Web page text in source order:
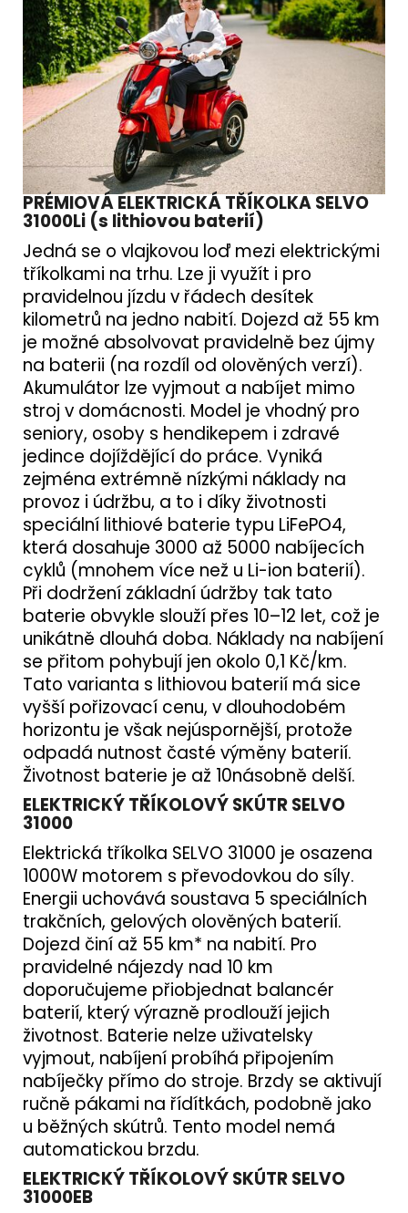
PRÉMIOVÁ ELEKTRICKÁ TŘÍKOLKA SELVO
31000Li (s lithiovou baterií)
Jedná se o vlajkovou loď mezi elektrickými
tříkolkami na trhu. Lze ji využít i pro
pravidelnou jízdu v řádech desítek
kilometrů na jedno nabití. Dojezd až 55 km
je možné absolvovat pravidelně bez újmy
na baterii (na rozdíl od olověných verzí).
Akumulátor lze vyjmout a nabíjet mimo
stroj v domácnosti. Model je vhodný pro
seniory, osoby s hendikepem i zdravé
jedince dojíždějící do práce. Vyniká
zejména extrémně nízkými náklady na
provoz i údržbu, a to i díky životnosti
speciální lithiové baterie typu LiFePO4,
která dosahuje 3000 až 5000 nabíjecích
cyklů (mnohem více než u Li-ion baterií).
Při dodržení základní údržby tak tato
baterie obvykle slouží přes 10–12 let, což je
unikátně dlouhá doba. Náklady na nabíjení
se přitom pohybují jen okolo 0,1 Kč/km.
Tato varianta s lithiovou baterií má sice
vyšší pořizovací cenu, v dlouhodobém
horizontu je však nejúspornější, protože
odpadá nutnost časté výměny baterií.
Životnost baterie je až 10násobně delší.
ELEKTRICKÝ TŘÍKOLOVÝ SKÚTR SELVO
31000
Elektrická tříkolka SELVO 31000 je osazena
1000W motorem s převodovkou do síly.
Energii uchovává soustava 5 speciálních
trakčních, gelových olověných baterií.
Dojezd činí až 55 km* na nabití. Pro
pravidelné nájezdy nad 10 km
doporučujeme přiobjednat balancér
baterií, který výrazně prodlouží jejich
životnost. Baterie nelze uživatelsky
vyjmout, nabíjení probíhá připojením
nabíječky přímo do stroje. Brzdy se aktivují
ručně pákami na řídítkách, podobně jako
u běžných skútrů. Tento model nemá
automatickou brzdu.
ELEKTRICKÝ TŘÍKOLOVÝ SKÚTR SELVO
31000EB